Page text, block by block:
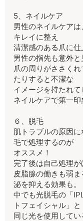
5、ネイルケア
男性のネイルケア
キレイに整え
清潔感のある爪に仕
男性の指先も意外と
爪の周りがささく
たりすると不潔な
イメージを持たれて
ネイルケアで第一
６、脱毛
肌トラブルの原因
毛で処理するのが
オススメ！
完了後は自己処理が
皮脂腺の働きも弱
泌を抑える効果も。
中でも光脱毛の「
トフェイシャル」と
同じ光を使用してい